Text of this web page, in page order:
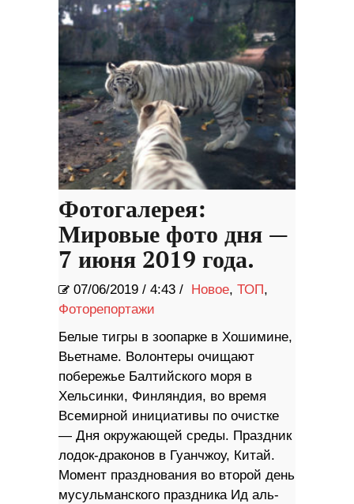
Фотогалерея:
Мировые фото дня —
7 июня 2019 года.
07/06/2019 / 4:43 / Новое, ТОП,
Фоторепортажи
Белые тигры в зоопарке в Хошимине,
Вьетнаме. Волонтеры очищают
побережье Балтийского моря в
Хельсинки, Финляндия, во время
Всемирной инициативы по очистке
— Дня окружающей среды. Праздник
лодок-драконов в Гуанчжоу, Китай.
Момент празднования во второй день
мусульманского праздника Ид аль-